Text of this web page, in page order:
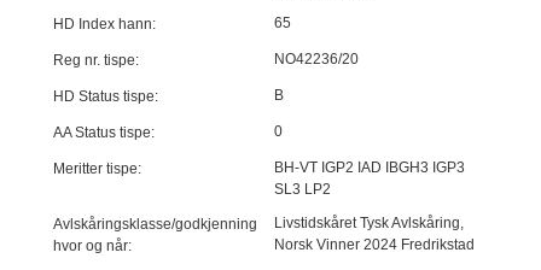
HD Index hann: 65
Reg nr. tispe: NO42236/20
HD Status tispe: B
AA Status tispe: 0
Meritter tispe:
BH-VT IGP2 IAD IBGH3 IGP3
SL3 LP2
Avlskåringsklasse/godkjenning
hvor og når:
Livstidskåret Tysk Avlskåring,
Norsk Vinner 2024 Fredrikstad